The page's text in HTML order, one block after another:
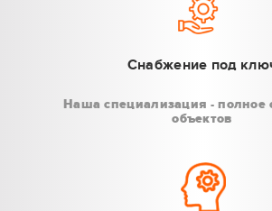
Снабжение под
Наша специализация - полное
объектов